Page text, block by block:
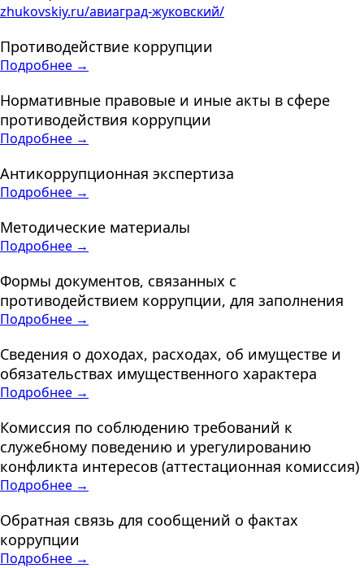
zhukovskiy.ru/авиаград-жуковский/
Противодействие коррупции
Подробнее →
Нормативные правовые и иные акты в сфере
противодействия коррупции
Подробнее →
Антикоррупционная экспертиза
Подробнее →
Методические материалы
Подробнее →
Формы документов, связанных с
противодействием коррупции, для заполнения
Подробнее →
Сведения о доходах, расходах, об имуществе и
обязательствах имущественного характера
Подробнее →
Комиссия по соблюдению требований к
служебному поведению и урегулированию
конфликта интересов (аттестационная комиссия)
Подробнее →
Обратная связь для сообщений о фактах
коррупции
Подробнее →